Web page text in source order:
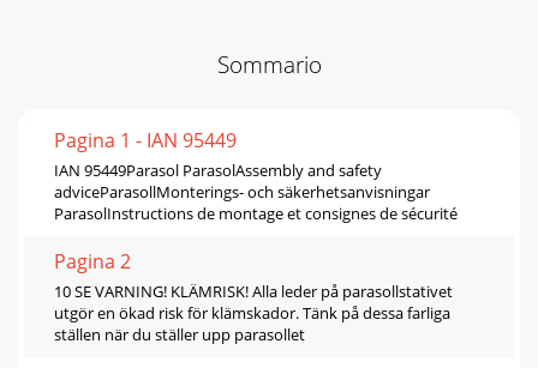
Sommario
Pagina 1 - IAN 95449
IAN 95449Parasol ParasolAssembly and safety
adviceParasollMonterings- och säkerhetsanvisningar
ParasolInstructions de montage et consignes de sécurité
Pagina 2
10 SE VARNING! KLÄMRISK! Alla leder på parasollstativet
utgör en ökad risk för klämskador. Tänk på dessa farliga
ställen när du ställer upp parasollet